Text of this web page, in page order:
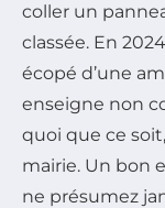
coller un
classée. En
écopé d’une
enseigne non
quoi que ce
mairie. Un bon
ne présumez